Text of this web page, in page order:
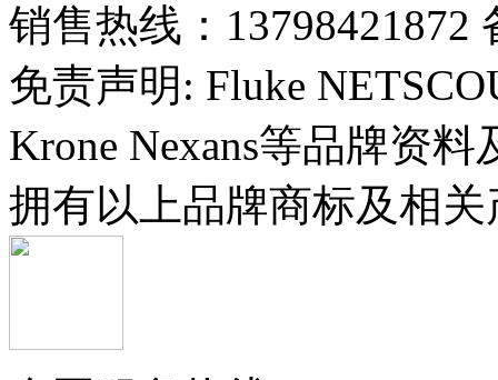
销售热线：13798421872
免责声明: Fluke
Krone Nexans等品牌资
拥有以上品牌商标及相